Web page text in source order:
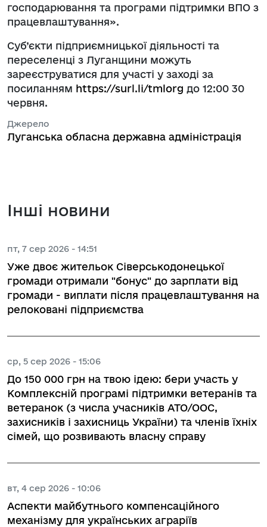
господарювання та програми підтримки ВПО з
працевлаштування».
Суб’єкти підприємницької діяльності та
переселенці з Луганщини можуть
зареєструватися для участі у заході за
посиланням https://surl.li/tmlorg до 12:00 30
червня.
Джерело
Луганська обласна державна адміністрація
Інші новини
пт, 7 сер 2026 - 14:51
Уже двоє жительок Сіверськодонецької
громади отримали "бонус" до зарплати від
громади - виплати після працевлаштування на
релоковані підприємства
ср, 5 сер 2026 - 15:06
До 150 000 грн на твою ідею: бери участь у
Комплексній програмі підтримки ветеранів та
ветеранок (з числа учасників АТО/ООС,
захисників і захисниць України) та членів їхніх
сімей, що розвивають власну справу
вт, 4 сер 2026 - 10:06
Аспекти майбутнього компенсаційного
механізму для українських аграріїв